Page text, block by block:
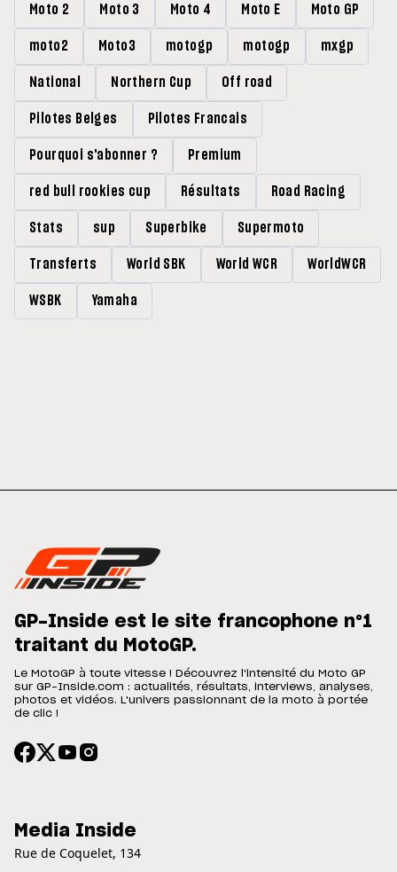
Moto 2 Moto 3 Moto 4 Moto E Moto GP
moto2 Moto3 motogp motogp mxgp
National Northern Cup Off road
Pilotes Belges Pilotes Francais
Pourquoi s'abonner ? Premium
red bull rookies cup Résultats Road Racing
Stats sup Superbike Supermoto
Transferts World SBK World WCR WorldWCR
WSBK Yamaha
GP-Inside est le site francophone n°1
traitant du MotoGP.
Le MotoGP à toute vitesse ! Découvrez l'intensité du Moto GP
sur GP-Inside.com : actualités, résultats, interviews, analyses,
photos et vidéos. L'univers passionnant de la moto à portée
de clic !
Media Inside
Rue de Coquelet, 134